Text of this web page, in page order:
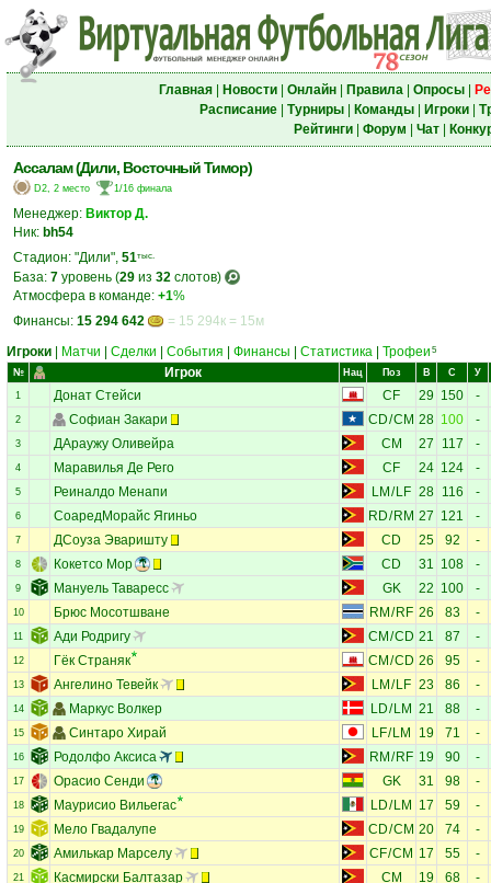
Главная| Новости| Онлайн| Правила| Опросы|
Расписание| Турниры| Команды| Игроки|
Рейтинги| Форум Чат|
Ассалам (Дили, Восточный Тимор)
D2, 2 место 1/16 финала
Менеджер: Виктор Д.
Ник: bh54
Стадион: "Дили", 51тыс.
База: 7 уровень (29 из 32 слотов)
Атмосфера в команде: +1%
Финансы: 15 294 642
= 15 294к = 15м
Игроки
Матчи Сделки События Финансы Статистика Трофеи 5
№ Игрок Нац Поз В С У
1 Донат Стейси CF 29 150 -
2 Софиан Закари CD/CM 28 100 -
3 ДАраужу Оливейра CM 27 117 -
4 Маравилья Де Рего CF 24 124 -
5 Реиналдо Менапи LM / LF 28 116 -
6 СоаредМорайс Ягиньо RD/ RM 27 121 -
7 ДСоуза Эваришту CD 25 92 -
8 Кокетсо Мор CD 31 108 -
9 Мануель Таваресс GK 22 100 -
10 Брюс Мосотшване RM / RF 26 83 -
11 Ади Родригу CM /CD 21 87 -
12 Гёк Страняк CM /CD 26 95 -
13 Ангелино Тевейк LM / LF 23 86 -
14 Маркус Волкер LD/ LM 21 88 -
15 Синтаро Хирай LF/ LM 19 71 -
16 Родолфо Аксиса RM / RF 19 90 -
17 Орасио Сенди GK 31 98 -
18 Маурисио Вильегас LD/ LM 17 59 -
19 Мело Гвадалупе CD/CM 20 74 -
20 Амилькар Марселу CF/CM 17 55 -
21 Касмирски Балтазар CM 19 68 -